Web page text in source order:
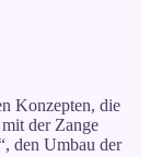
Konzepten, die
der Zange
den Umbau der